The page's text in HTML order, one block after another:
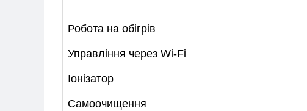
Робота на обігрів
Управління через Wi-Fi
Іонізатор
Самоочищення
МЕНЮ
ПОСЛУГИ
КАТАЛОГ